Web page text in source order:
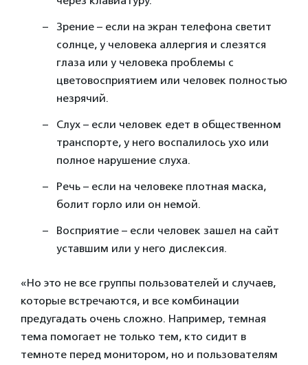
Зрение – если на экран телефона светит
солнце, у человека аллергия и слезятся
глаза или у человека проблемы с
цветовосприятием или человек полностью
незрячий.
Слух – если человек едет в общественном
транспорте, у него воспалилось ухо или
полное нарушение слуха.
Речь – если на человеке плотная маска,
болит горло или он немой.
Восприятие – если человек зашел на сайт
уставшим или у него дислексия.
«Но это не все группы пользователей и случаев,
которые встречаются, и все комбинации
предугадать очень сложно. Например, темная
тема помогает не только тем, кто сидит в
темноте перед монитором, но и пользователям